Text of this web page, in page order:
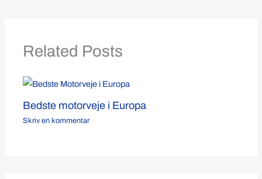
Related Posts
Bedste motorveje i Europa
Skriv en kommentar